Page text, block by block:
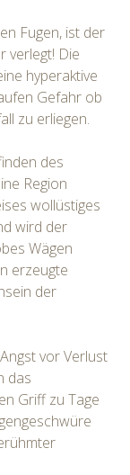
Fugen, ist der
verlegt! Die
hyperaktive
Gefahr ob
zu erliegen.
des
Region
wollüstiges
wird der
Wägen
erzeugte
der
vor Verlust
das
Griff zu Tage